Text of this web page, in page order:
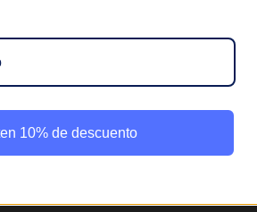
, y accesorios como
10% de descuento